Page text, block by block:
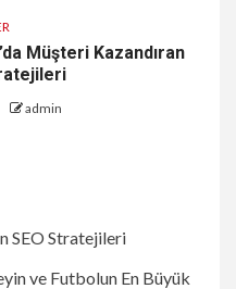
Müşteri Kazandıran
admin
SEO Stratejileri
ve Futbolun En Büyük